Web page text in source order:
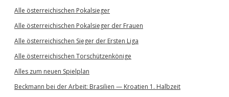
Alle österreichischen Pokalsieger
Alle österreichischen Pokalsieger der Frauen
Alle österreichischen Sieger der Ersten Liga
Alle österreichischen Torschützenkönige
Alles zum neuen Spielplan
Beckmann bei der Arbeit: Brasilien — Kroatien 1. Halbzeit